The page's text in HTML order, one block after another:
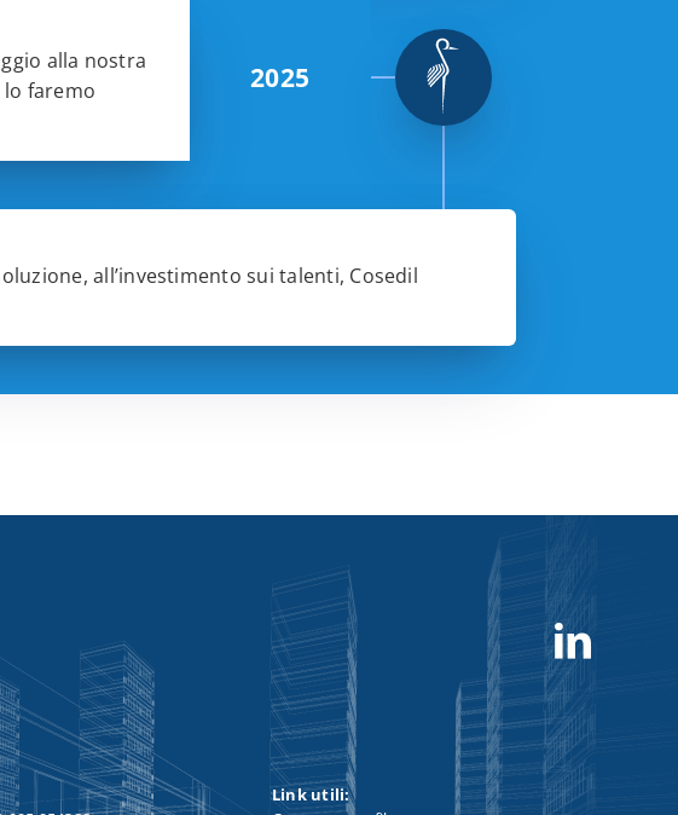
2025
alla nostra
faremo
all’investimento sui talenti, Cosedil
Link utili: